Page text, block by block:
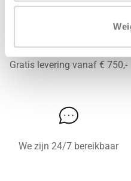
Gratis levering vanaf € 750,-
We zijn 24/7 bereikbaar